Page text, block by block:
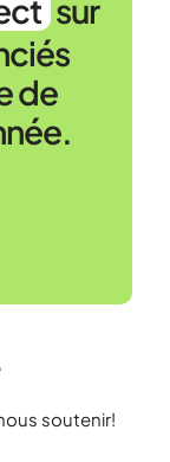
sur
de
soutenir!